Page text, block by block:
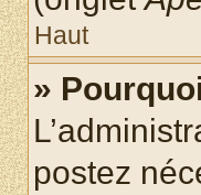
Haut
»
postez